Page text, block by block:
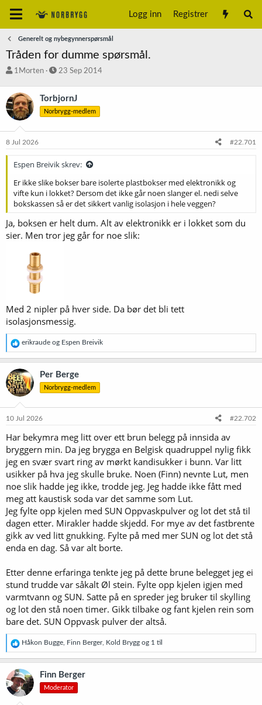
Logg inn Registrer
Generelt og nybegynnerspørsmål
Tråden for dumme spørsmål.
T
å
d
s
a
r
t
e
1Morten
S
r
t
a
o
23 Sep 2014
TorbjornJ
Norbrygg-medlem
8 Jul 2026 #22.701
Espen Breivik skrev:
Er ikke slike bokser bare isolerte plastbokser med elektronikk og
vifte kun i lokket? Dersom det ikke går noen slanger el. nedi selve
bokskassen så er det sikkert vanlig isolasjon i hele veggen?
Ja, boksen er helt dum. Alt av elektronikk er i lokket som du
sier. Men tror jeg går for noe slik:
Med 2 nipler på hver side. Da bør det bli tett
isolasjonsmessig.
R
e
a
k
s
j
o
e
erikraude og Espen Breivik
Per Berge
Norbrygg-medlem
10 Jul 2026 #22.702
Har bekymra meg litt over ett brun belegg på innsida av
bryggern min. Da jeg brygga en Belgisk quadruppel nylig fikk
jeg en svær svart ring av mørkt kandisukker i bunn. Var litt
usikker på hva jeg skulle bruke. Noen (Finn) nevnte Lut, men
noe slik hadde jeg ikke, trodde jeg. Jeg hadde ikke fått med
meg att kaustisk soda var det samme som Lut.
Jeg fylte opp kjelen med SUN Oppvaskpulver og lot det stå til
dagen etter. Mirakler hadde skjedd. For mye av det fastbrente
gikk av ved litt gnukking. Fylte på med mer SUN og lot det stå
enda en dag. Så var alt borte.
Etter denne erfaringa tenkte jeg på dette brune belegget jeg ei
stund trudde var såkalt Øl stein. Fylte opp kjelen igjen med
varmtvann og SUN. Satte på en spreder jeg bruker til skylling
og lot den stå noen timer. Gikk tilbake og fant kjelen rein som
bare det. SUN Oppvask pulver der altså.
R
e
a
k
s
j
o
Håkon Bugge Finn Berger, Kold Brygg og 1 til
Finn Berger
Moderator